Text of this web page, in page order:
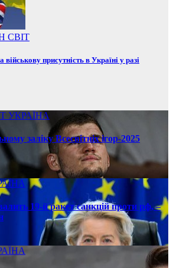
СВІТ
військову присутність в Україні у разі
УКРАЇНА
заліку Всесвітніх ігор-2025
19-й ракет санкцій проти рф, –